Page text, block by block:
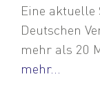
Eine aktuelle
Deutschen
mehr als 20
mehr...